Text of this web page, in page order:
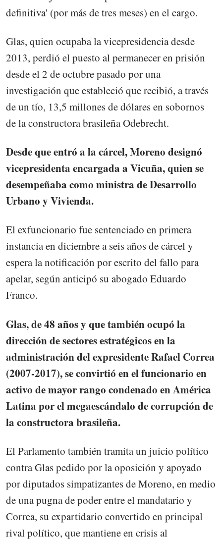
definitiva' (por más de tres meses) en el cargo.
Glas, quien ocupaba la vicepresidencia desde
2013, perdió el puesto al permanecer en prisión
desde el 2 de octubre pasado por una
investigación que estableció que recibió, a través
de un tío, 13,5 millones de dólares en sobornos
de la constructora brasileña Odebrecht.
Desde que entró a la cárcel, Moreno designó
vicepresidenta encargada a Vicuña, quien se
desempeñaba como ministra de Desarrollo
Urbano y Vivienda.
El exfuncionario fue sentenciado en primera
instancia en diciembre a seis años de cárcel y
espera la notificación por escrito del fallo para
apelar, según anticipó su abogado Eduardo
Franco.
Glas, de 48 años y que también ocupó la
dirección de sectores estratégicos en la
administración del expresidente Rafael Correa
(2007-2017), se convirtió en el funcionario en
activo de mayor rango condenado en América
Latina por el megaescándalo de corrupción de
la constructora brasileña.
El Parlamento también tramita un juicio político
contra Glas pedido por la oposición y apoyado
por diputados simpatizantes de Moreno, en medio
de una pugna de poder entre el mandatario y
Correa, su expartidario convertido en principal
rival político, que mantiene en crisis al